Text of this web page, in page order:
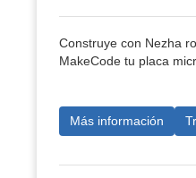
Construye con Nezha
MakeCode tu placa
Más información